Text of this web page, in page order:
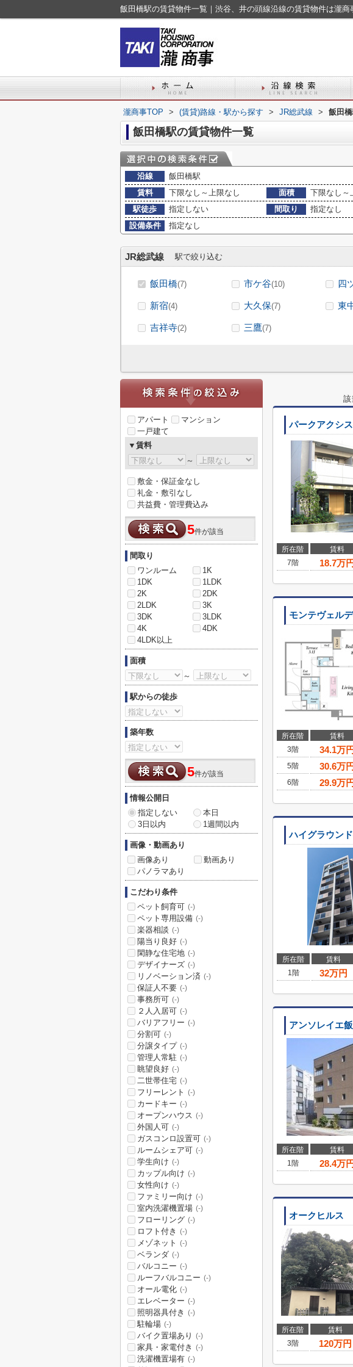
飯田橋駅の賃貸物件一覧｜渋谷、井の頭線沿線の賃貸物件は瀧商
瀧商事TOP > (賃貸)路線・駅から探す > JR総武線 > 飯田
飯田橋駅の賃貸物件一覧
沿線
飯田橋駅
賃料
下限なし～上限なし 面積 下限なし～
駅徒歩
指定しない 間取り
指定なし
設備条件
指定なし
JR総武線 駅で絞り込む
飯田橋(7) 市ケ谷(10) 四
新宿(4) 大久保(7) 東
吉祥寺(2) 三鷹(7)
該
パークアクシ
所在階 賃料
7階
18.7万円
モンテヴェル
所在階 賃料
3階
34.1万円
5階
30.6万円
6階
29.9万円
ハイグラウン
所在階 賃料
1階
32万円
アンソレイエ
所在階 賃料
1階
28.4万円
オークヒルス
所在階 賃料
3階
120万円
アパート
マンション
一戸建て
▼賃料
～
敷金・保証金なし
礼金・敷引なし
共益費・管理費込み
5件が該当
間取り
ワンルーム
1K
1DK
1LDK
2K
2DK
2LDK
3K
3DK
3LDK
4K
4DK
4LDK以上
面積
～
駅からの徒歩
築年数
5件が該当
情報公開日
指定しない
本日
3日以内
1週間以内
画像・動画あり
画像あり
動画あり
パノラマあり
こだわり条件
ペット飼育可 (-)
ペット専用設備 (-)
楽器相談 (-)
陽当り良好 (-)
閑静な住宅地 (-)
デザイナーズ (-)
リノベーション済 (-)
保証人不要 (-)
事務所可 (-)
２人入居可 (-)
バリアフリー (-)
分割可 (-)
分譲タイプ (-)
管理人常駐 (-)
眺望良好 (-)
二世帯住宅 (-)
フリーレント (-)
カードキー (-)
オープンハウス (-)
外国人可 (-)
ガスコンロ設置可 (-)
ルームシェア可 (-)
学生向け (-)
カップル向け (-)
女性向け (-)
ファミリー向け (-)
室内洗濯機置場 (-)
フローリング (-)
ロフト付き (-)
メゾネット (-)
ベランダ (-)
バルコニー (-)
ルーフバルコニー (-)
オール電化 (-)
エレベーター (-)
照明器具付き (-)
駐輪場 (-)
バイク置場あり (-)
家具・家電付き (-)
洗濯機置場有 (-)